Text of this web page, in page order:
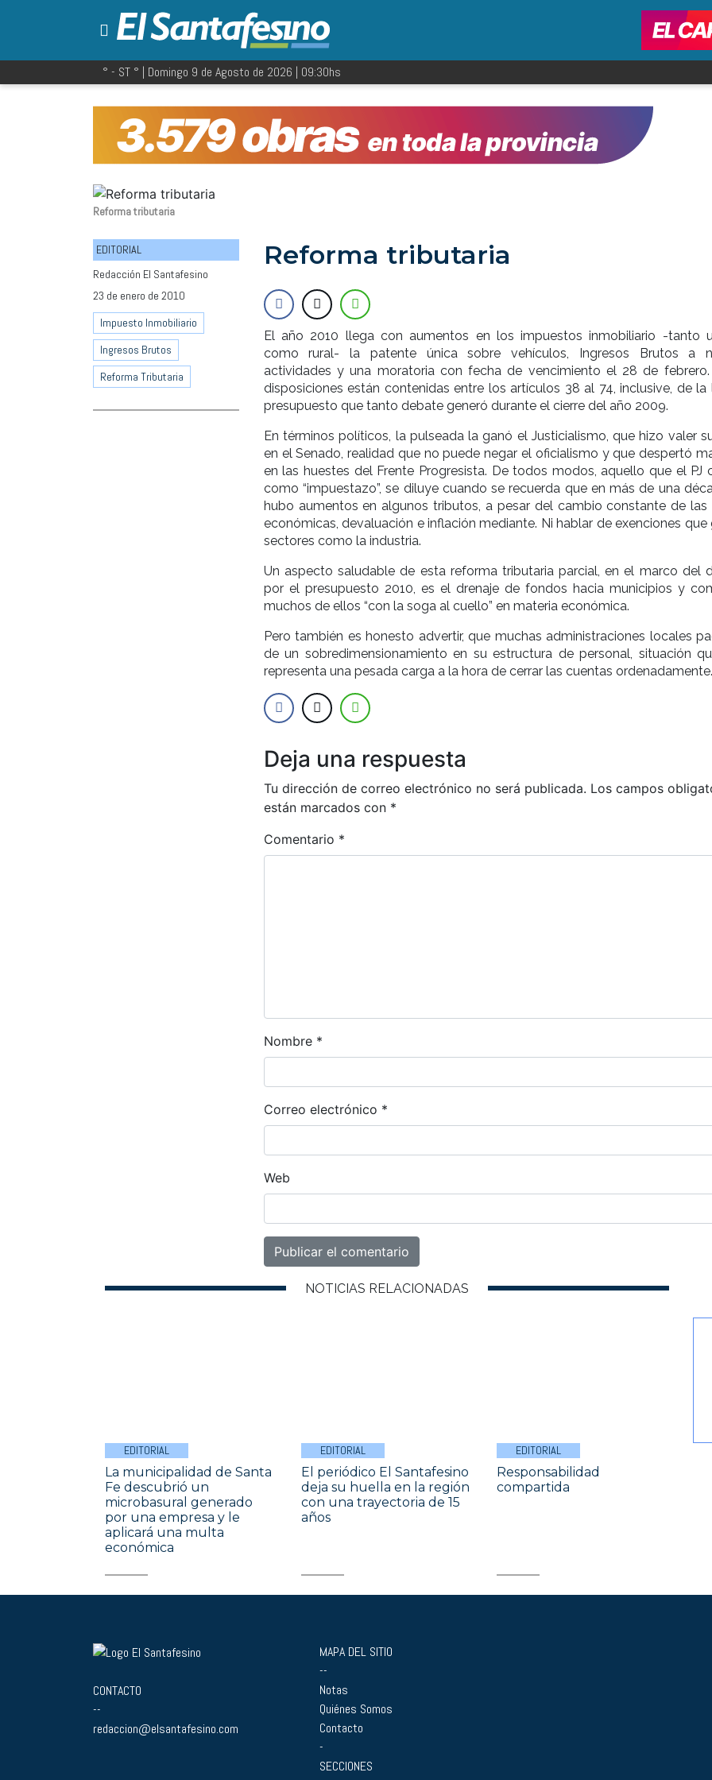
° - ST ° | Domingo 9 de Agosto de 2026 | 09:30hs
Reforma tributaria
EDITORIAL
Redacción El Santafesino
23 de enero de 2010
Impuesto Inmobiliario
Ingresos Brutos
Reforma Tributaria
Reforma tributaria
El año 2010 llega con aumentos en los impuestos inmobiliario -tanto
como rural- la patente única sobre vehículos, Ingresos Brutos a
actividades y una moratoria con fecha de vencimiento el 28 de febrero.
disposiciones están contenidas entre los artículos 38 al 74, inclusive, de la
presupuesto que tanto debate generó durante el cierre del año 2009.
En términos políticos, la pulseada la ganó el Justicialismo, que hizo valer
en el Senado, realidad que no puede negar el oficialismo y que despertó
en las huestes del Frente Progresista. De todos modos, aquello que el PJ
como “impuestazo”, se diluye cuando se recuerda que en más de una
hubo aumentos en algunos tributos, a pesar del cambio constante de las
económicas, devaluación e inflación mediante. Ni hablar de exenciones que
sectores como la industria.
Un aspecto saludable de esta reforma tributaria parcial, en el marco del
por el presupuesto 2010, es el drenaje de fondos hacia municipios y
muchos de ellos “con la soga al cuello” en materia económica.
Pero también es honesto advertir, que muchas administraciones locales
de un sobredimensionamiento en su estructura de personal, situación
representa una pesada carga a la hora de cerrar las cuentas ordenadamente.
Deja una respuesta
Tu dirección de correo electrónico no será publicada. Los campos
están marcados con *
Comentario *
Nombre *
Correo electrónico *
Web
NOTICIAS RELACIONADAS
EDITORIAL
La municipalidad de Santa
Fe descubrió un
microbasural generado
por una empresa y le
aplicará una multa
económica
EDITORIAL
El periódico El Santafesino
deja su huella en la región
con una trayectoria de 15
años
EDITORIAL
Responsabilidad
compartida
CONTACTO
--
redaccion@elsantafesino.com
MAPA DEL SITIO
--
Notas
Quiénes Somos
Contacto
-
SECCIONES